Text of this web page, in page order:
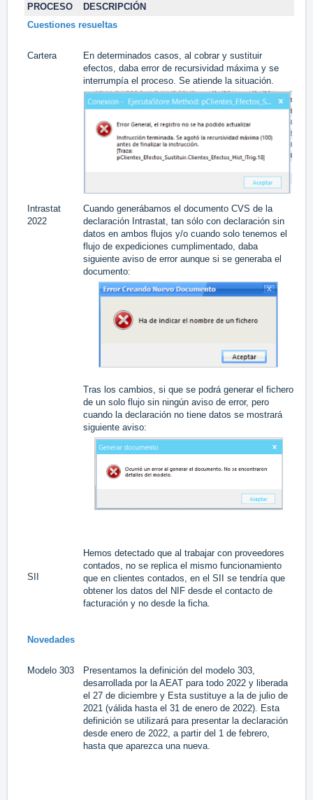
PROCESO DESCRIPCIÓN
Cuestiones resueltas
Cartera
En determinados casos, al cobrar y sustituir
efectos, daba error de recursividad máxima y se
interrumpía el proceso. Se atiende la situación.
Intrastat
2022
Cuando generábamos el documento CVS de la
declaración Intrastat, tan sólo con declaración sin
datos en ambos flujos y/o cuando solo tenemos el
flujo de expediciones cumplimentado, daba
siguiente aviso de error aunque si se generaba el
documento:
Tras los cambios, si que se podrá generar el fichero
de un solo flujo sin ningún aviso de error, pero
cuando la declaración no tiene datos se mostrará
siguiente aviso:
SII
Hemos detectado que al trabajar con proveedores
contados, no se replica el mismo funcionamiento
que en clientes contados, en el SII se tendría que
obtener los datos del NIF desde el contacto de
facturación y no desde la ficha.
Novedades
Modelo 303
Presentamos la definición del modelo 303,
desarrollada por la AEAT para todo 2022 y liberada
el 27 de diciembre y Esta sustituye a la de julio de
2021 (válida hasta el 31 de enero de 2022). Esta
definición se utilizará para presentar la declaración
desde enero de 2022, a partir del 1 de febrero,
hasta que aparezca una nueva.